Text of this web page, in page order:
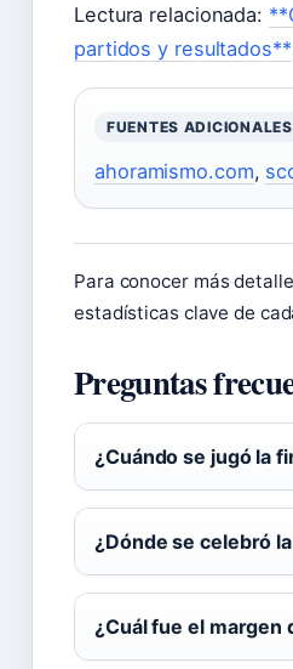
Lectura relacionada:
partidos y resultados**
FUENTES ADICIONALES
ahoramismo.com,
Para conocer más
estadísticas clave de
Preguntas
¿Cuándo se jugó la
¿Dónde se celebró
¿Cuál fue el margen